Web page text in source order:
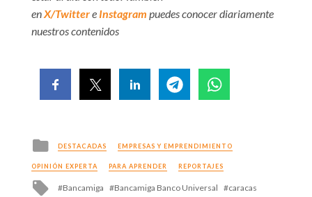
enX/Twittere Instagram puedes conocer diariamente
nuestros contenidos
Posted
in
DESTACADAS EMPRESAS Y EMPRENDIMIENTO
OPINIÓN EXPERTA PARA APRENDER REPORTAJES
Tagged
Bancamiga Bancamiga Banco Universal
caracas